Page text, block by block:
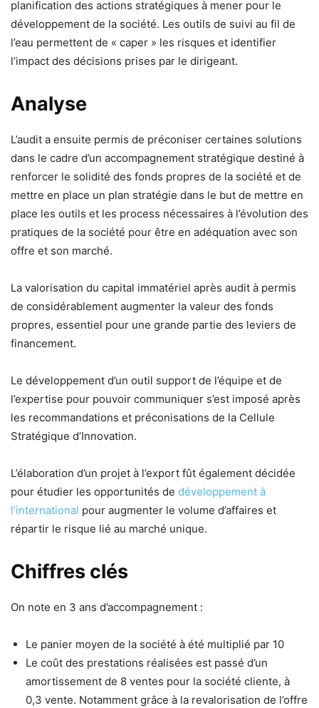
planification des actions stratégiques à mener pour le
développement de la société. Les outils de suivi au fil de
l’eau permettent de « caper » les risques et identifier
l’impact des décisions prises par le dirigeant.
Analyse
L’audit a ensuite permis de préconiser certaines solutions
dans le cadre d’un accompagnement stratégique destiné à
renforcer le solidité des fonds propres de la société et de
mettre en place un plan stratégie dans le but de mettre en
place les outils et les process nécessaires à l’évolution des
pratiques de la société pour être en adéquation avec son
offre et son marché.
La valorisation du capital immatériel après audit à permis
de considérablement augmenter la valeur des fonds
propres, essentiel pour une grande partie des leviers de
financement.
Le développement d’un outil support de l’équipe et de
l’expertise pour pouvoir communiquer s’est imposé après
les recommandations et préconisations de la Cellule
Stratégique d’Innovation.
L’élaboration d’un projet à l’export fût également décidée
pour étudier les opportunités de développement à
l’international pour augmenter le volume d’affaires et
répartir le risque lié au marché unique.
Chiffres clés
On note en 3 ans d’accompagnement :
Le panier moyen de la société à été multiplié par 10
Le coût des prestations réalisées est passé d’un
amortissement de 8 ventes pour la société cliente, à
0,3 vente. Notamment grâce à la revalorisation de l’offre